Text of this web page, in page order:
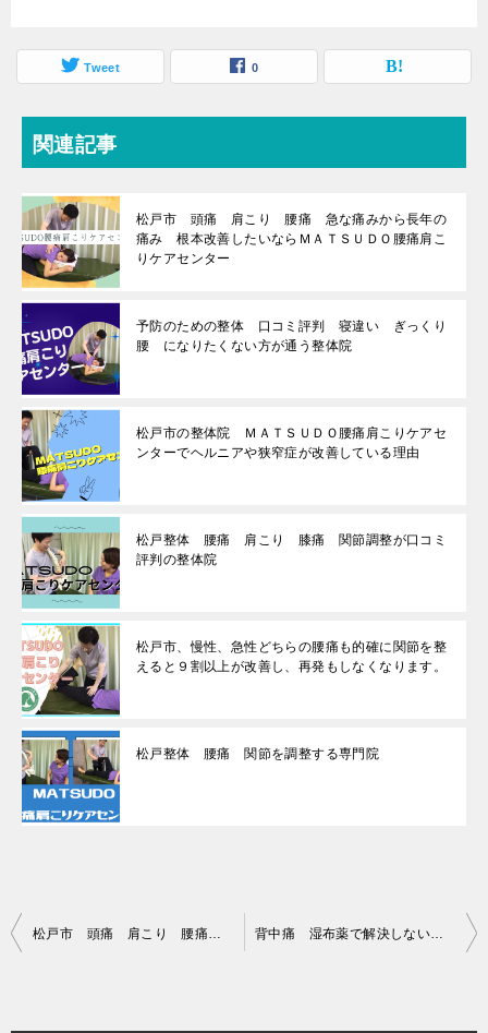
Tweet 0
関連記事
松戸市 頭痛 肩こり 腰痛 急な痛みから長年の
痛み 根本改善したいならＭＡＴＳＵＤＯ腰痛肩こ
りケアセンター
予防のための整体 口コミ評判 寝違い ぎっくり
腰 になりたくない方が通う整体院
松戸市の整体院 ＭＡＴＳＵＤＯ腰痛肩こりケアセ
ンターでヘルニアや狭窄症が改善している理由
松戸整体 腰痛 肩こり 膝痛 関節調整が口コミ
評判の整体院
松戸市、慢性、急性どちらの腰痛も的確に関節を整
えると９割以上が改善し、再発もしなくなります。
松戸整体 腰痛 関節を調整する専門院
投
松戸市 頭痛 肩こり 腰痛 急な痛みから長年の痛み 根本改善したいならＭＡＴＳＵＤＯ腰痛肩こりケアセンター 背中痛 湿布薬で解決しない背中痛、腰痛は関節ニュートラル整体が改善します。